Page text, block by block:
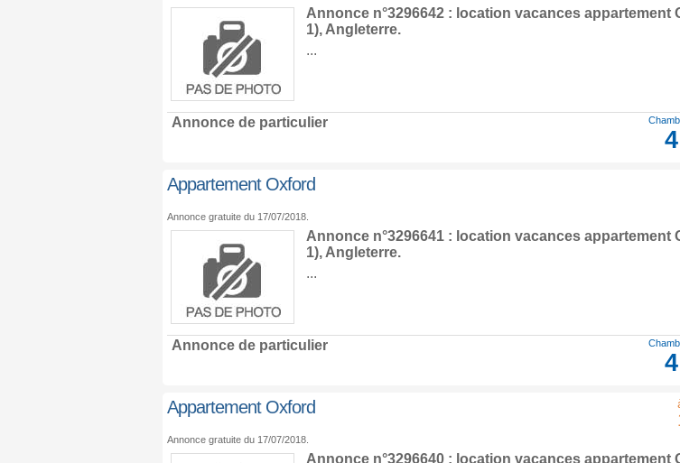
Annonce n°3296642 : location vacances appartement
1), Angleterre.
...
Annonce de particulier
4
Appartement Oxford
Annonce gratuite du 17/07/2018.
Annonce n°3296641 : location vacances appartement
1), Angleterre.
...
Annonce de particulier
4
Appartement Oxford
Annonce gratuite du 17/07/2018.
Annonce n°3296640 : location vacances appartement